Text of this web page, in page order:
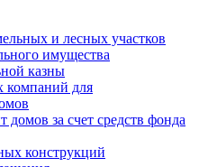
и лесных участков
имущества
казны
компаний для
за счет средств фонда
конструкций